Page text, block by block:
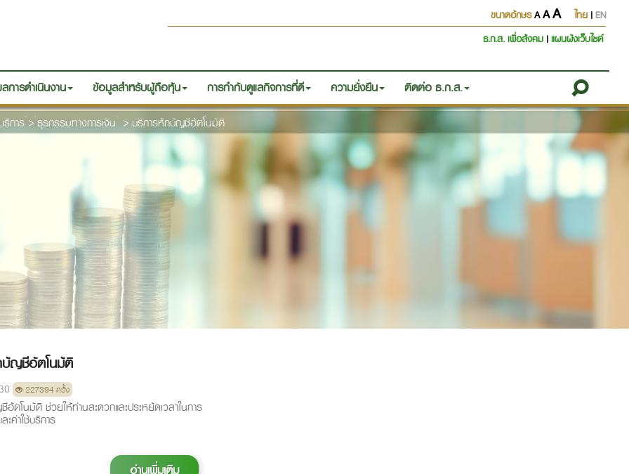
ขนาดอักษรA AA ไทย |EN
ธ.ก.ส. เพื่อสังคม |แผนผังเว็บไซต์
การดำเนินงาน ข้อมูลสำหรับผู้ถือหุ้น การกำกับดูแลกิจการที่ดี ความยั่งยืน ติดต่อ ธ.ก.ส.
การ > ธุรกรรมทางการเงิน > บริการหักบัญชีอัตโนมัติ
บัญชีอัตโนมัติ
227394 ครั้ง
ตโนมัติ ช่วยให้ท่านสะดวกและประหยัดเวลาในการ
ะค่าใช้บริการ
อ่านเพิ่มเติม